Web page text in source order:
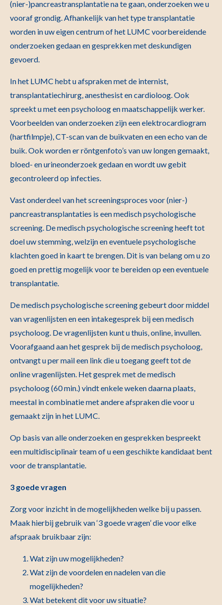
(nier-)pancreastransplantatie na te gaan, onderzoeken we u
vooraf grondig. Afhankelijk van het type transplantatie
worden in uw eigen centrum of het LUMC voorbereidende
onderzoeken gedaan en gesprekken met deskundigen
gevoerd.
In het LUMC hebt u afspraken met de internist,
transplantatiechirurg, anesthesist en cardioloog. Ook
spreekt u met een psycholoog en maatschappelijk werker.
Voorbeelden van onderzoeken zijn een elektrocardiogram
(hartfilmpje), CT-scan van de buikvaten en een echo van de
buik. Ook worden er röntgenfoto’s van uw longen gemaakt,
bloed- en urineonderzoek gedaan en wordt uw gebit
gecontroleerd op infecties.
Vast onderdeel van het screeningsproces voor (nier-)
pancreastransplantaties is een medisch psychologische
screening. De medisch psychologische screening heeft tot
doel uw stemming, welzijn en eventuele psychologische
klachten goed in kaart te brengen. Dit is van belang om u zo
goed en prettig mogelijk voor te bereiden op een eventuele
transplantatie.
De medisch psychologische screening gebeurt door middel
van vragenlijsten en een intakegesprek bij een medisch
psycholoog. De vragenlijsten kunt u thuis, online, invullen.
Voorafgaand aan het gesprek bij de medisch psycholoog,
ontvangt u per mail een link die u toegang geeft tot de
online vragenlijsten. Het gesprek met de medisch
psycholoog (60 min.) vindt enkele weken daarna plaats,
meestal in combinatie met andere afspraken die voor u
gemaakt zijn in het LUMC.
Op basis van alle onderzoeken en gesprekken bespreekt
een multidisciplinair team of u een geschikte kandidaat bent
voor de transplantatie.
3 goede vragen
Zorg voor inzicht in de mogelijkheden welke bij u passen.
Maak hierbij gebruik van ‘3 goede vragen’ die voor elke
afspraak bruikbaar zijn:
Wat zijn uw mogelijkheden?
Wat zijn de voordelen en nadelen van die
mogelijkheden?
Wat betekent dit voor uw situatie?